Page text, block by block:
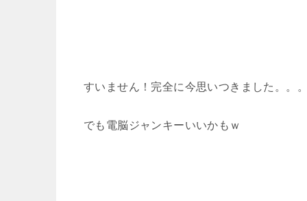
すいません！完全に今思いつきました。。
でも電脳ジャンキーいいかもｗ